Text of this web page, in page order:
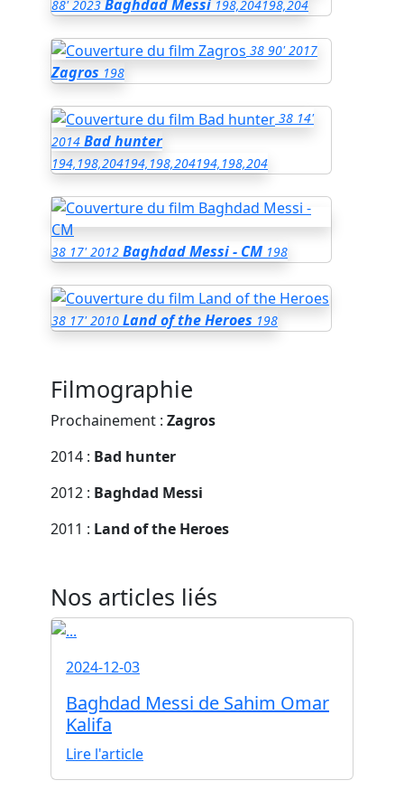
88' 2023 Baghdad Messi 198,204198,204
38 90' 2017
Zagros 198
38 14'
2014 Bad hunter
194,198,204194,198,204194,198,204
38 17' 2012 Baghdad Messi - CM 198
38 17' 2010 Land of the Heroes 198
Filmographie
Prochainement : Zagros
2014 : Bad hunter
2012 : Baghdad Messi
2011 : Land of the Heroes
Nos articles liés
2024-12-03
Baghdad Messi de Sahim Omar
Kalifa
Lire l'article